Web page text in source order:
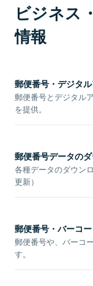
ビジネス
情報
郵便番号・デジタ
郵便番号とデジタル
を提供。
郵便番号データの
各種データのダウン
更新）
郵便番号・バーコ
郵便番号や、バーコ
す。